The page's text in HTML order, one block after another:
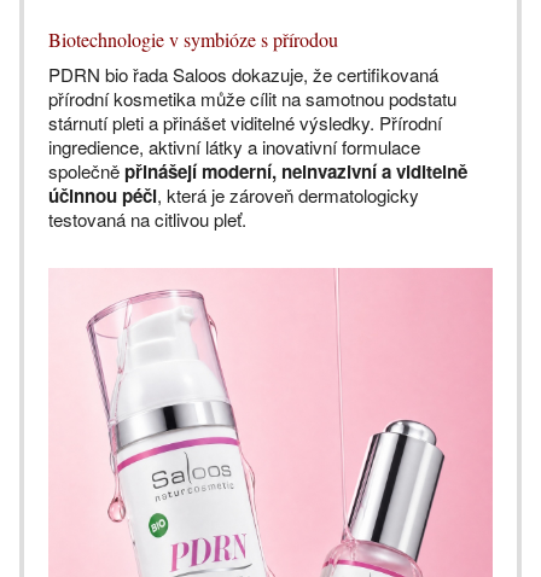
Biotechnologie v symbióze s přírodou
PDRN bio řada Saloos dokazuje, že certifikovaná
přírodní kosmetika může cílit na samotnou podstatu
stárnutí pleti a přinášet viditelné výsledky. Přírodní
ingredience, aktivní látky a inovativní formulace
společněpřinášejí moderní, neinvazivní a viditelně
účinnou péči, která je zároveň dermatologicky
testovaná na citlivou pleť.